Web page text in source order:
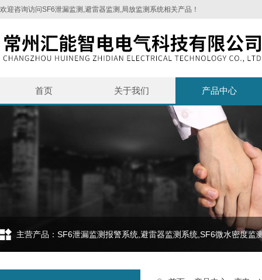
欢迎咨询访问SF6泄漏监测,避雷器监测,局放监测系统相关产品！
首页 关于我们 产品中心